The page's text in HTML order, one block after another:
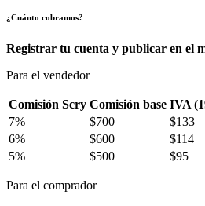
¿Cuánto cobramos?
Registrar tu cuenta y publicar en el
Para el vendedor
Comisión Scry Comisión base IVA
7%
$700 $133
6%
$600 $114
5%
$500 $95
Para el comprador